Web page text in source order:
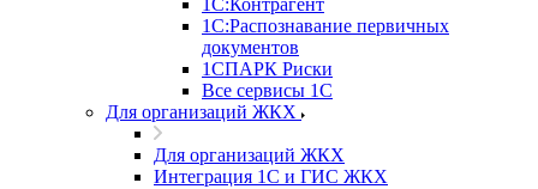
1С:Контрагент
1С:Распознавание первичных
документов
1СПАРК Риски
Все сервисы 1С
Для организаций ЖКХ
Для организаций ЖКХ
Интеграция 1С и ГИС ЖКХ